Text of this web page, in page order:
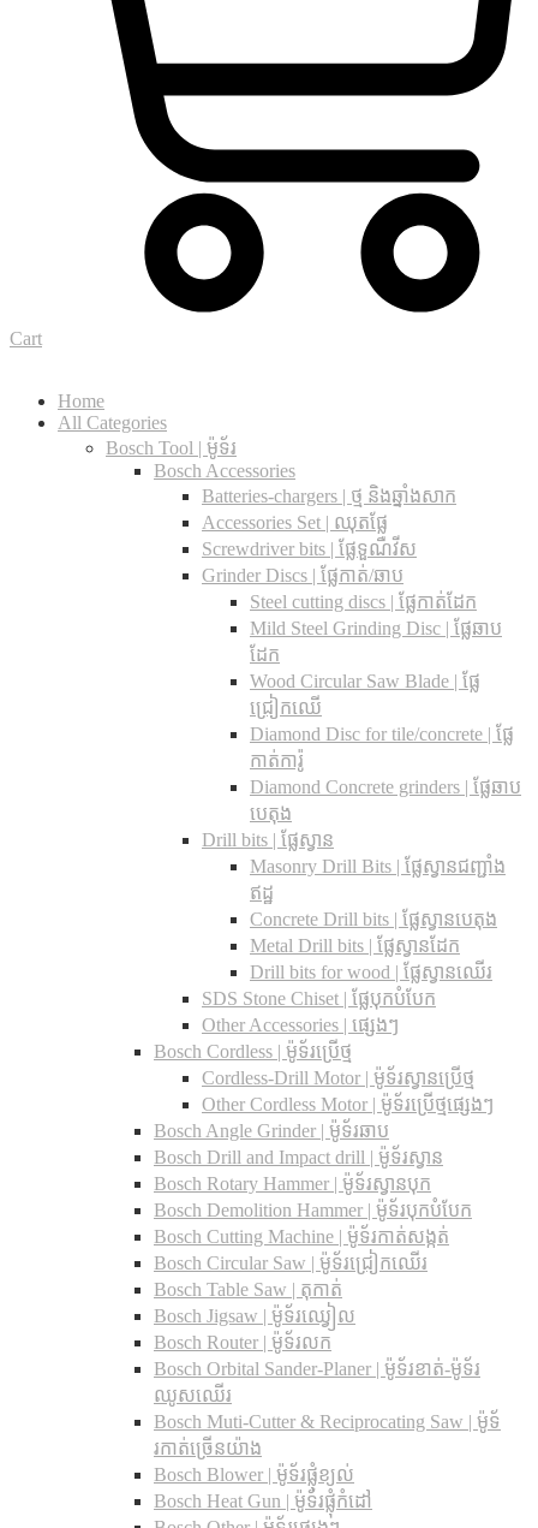
Cart
Home
All Categories
Bosch Tool | ម៉ូទ័រ
Bosch Accessories
Batteries-chargers | ថ្ម និងឆ្នាំងសាក
Accessories Set | ឈុតផ្លែ
Screwdriver bits | ផ្លែទួណឺវីស
Grinder Discs |​ ផ្លែកាត់/ឆាប
Steel cutting discs |​ ផ្លែកាត់ដែក
Mild Steel Grinding Disc | ផ្លែឆាប
ដែក
Wood Circular Saw Blade | ផ្លែ
ជ្រៀកឈើ
Diamond Disc for tile/concrete​ | ផ្លែ
កាត់ការ៉ូ
Diamond Concrete grinders | ផ្លែឆាប
បេតុង
Drill bits |​ ផ្លែស្វាន
Masonry Drill Bits |​ ផ្លែស្វានជញ្ជាំង
ឥដ្ឋ
Concrete Drill bits |​ ផ្លែស្វានបេតុង
Metal Drill bits |​ ផ្លែស្វានដែក
Drill bits for wood |​ ផ្លែស្វានឈើរ
SDS Stone Chiset |​ ផ្លែបុកបំបែក
Other Accessories | ផ្សេងៗ
Bosch Cordless | ម៉ូទ័រប្រើថ្ម
Cordless-Drill Motor | ម៉ូទ័រស្វានប្រើថ្ម
Other Cordless Motor | ម៉ូទ័រប្រើថ្មផ្សេងៗ
Bosch Angle Grinder | ម៉ូទ័រឆាប
Bosch Drill and Impact drill | ម៉ូទ័រស្វាន
Bosch Rotary Hammer | ម៉ូទ័រស្វានបុក
Bosch Demolition Hammer | ម៉ូទ័របុកបំបែក
Bosch Cutting Machine | ម៉ូទ័រកាត់សង្កត់
Bosch Circular Saw | ម៉ូទ័រជ្រៀកឈើរ
Bosch Table Saw | តុកាត់
Bosch Jigsaw | ម៉ូទ័រឈ្វៀល
Bosch Router | ម៉ូទ័រលក
Bosch Orbital Sander-Planer​ | ម៉ូទ័រខាត់-ម៉ូទ័រ
ឈូសឈើរ
Bosch Muti-Cutter & Reciprocating Saw​ | ម៉ូទ័
រកាត់ច្រើនយ៉ាង
Bosch Blower | ម៉ូទ័រផ្លុំខ្យល់
Bosch Heat Gun | ម៉ូទ័រផ្លុំកំដៅ